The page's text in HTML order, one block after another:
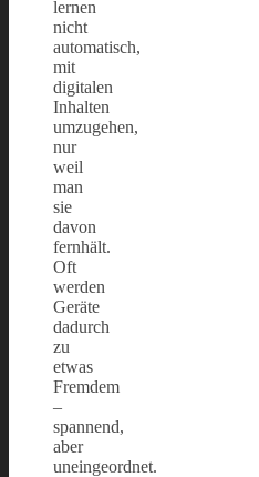
lernen
nicht
automatisch,
mit
digitalen
Inhalten
umzugehen,
nur
weil
man
sie
davon
fernhält.
Oft
werden
Geräte
dadurch
zu
etwas
Fremdem
–
spannend,
aber
uneingeordnet.